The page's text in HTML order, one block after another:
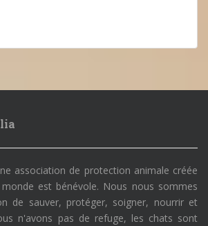
association de protection animale créée
est bénévole. Nous nous sommes
de sauver, protéger, soigner, nourrir et
n'avons pas de refuge, les chats sont